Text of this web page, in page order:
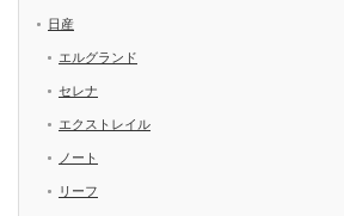
日産
エルグランド
セレナ
エクストレイル
ノート
リーフ